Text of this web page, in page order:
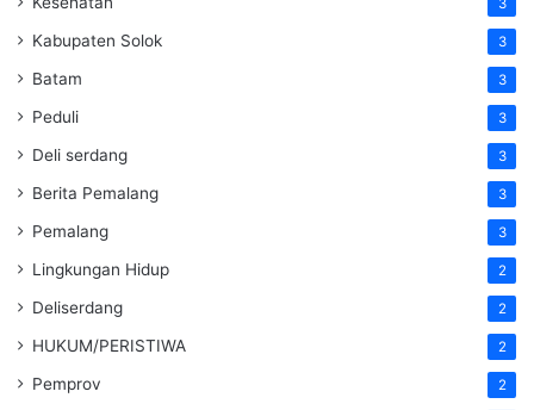
3
Kabupaten Solok 3
Batam 3
Peduli 3
Deli serdang 3
Berita Pemalang 3
Pemalang 3
Lingkungan Hidup 2
Deliserdang 2
HUKUM/PERISTIWA 2
Pemprov 2